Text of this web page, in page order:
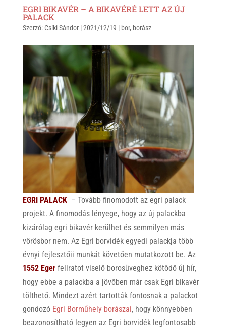
EGRI BIKAVÉR – A BIKAVÉRÉ LETT AZ ÚJ
PALACK
Szerző: Csíki Sándor|2021/12/19 | bor, borász
EGRI PALACK – Tovább finomodott az egri palack
projekt. A finomodás lényege, hogy az új palackba
kizárólag egri bikavér kerülhet és semmilyen más
vörösbor nem. Az Egri borvidék egyedi palackja több
évnyi fejlesztőii munkát követően mutatkozott be. Az
1552 Egerfeliratot viselő borosüveghez kötődő új hír,
hogy ebbe a palackba a jövőben már csak Egri bikavér
tölthető. Mindezt azért tartották fontosnak a palackot
gondozó Egri Borműhely borászai, hogy könnyebben
beazonosítható legyen az Egri borvidék legfontosabb